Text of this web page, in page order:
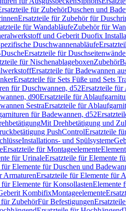
für ZubehörDuschen und
Ersatzteile für Zubehör für
für WandabläufeZubehör für
und Geberit Duofix
Duschwannenabläufe
Ersatzteile für
für NischenablageboxenZubehör
Ersatzteile für Badewannen
Ersatzteile für Sets Füße und Sets
für Duschwannen, d52Ersatzteile für
d90Ersatzteile für
SestraErsatzteile für
für Badewannen, d52
Mit Drehbetätigung und
PushControlErsatzteile
Installations- und Spülsysteme
Ersatzteile für Montageelemente
für UrinaleErsatzteile für Elemente
für Elemente für Duschen und
ArmaturenErsatzteile für Elemente für
für Elemente für KonsollastenElemente
KombifixMontageelemente
ZubehörFür Befestigungen